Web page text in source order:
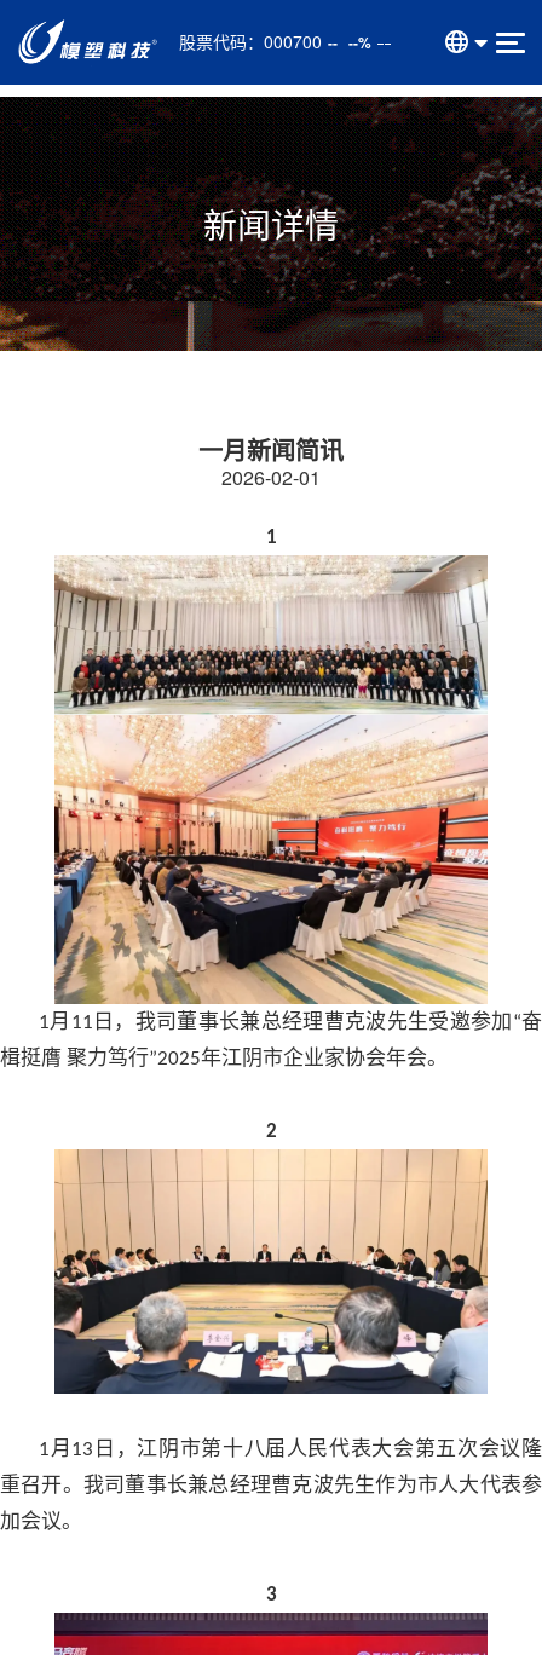
股票代码：000700 -- --%
新闻详情
一月新闻简讯
2026-02-01
1
1月 11 日，我司董事长兼总经理曹克波先生受邀参加 “奋
楫挺膺 聚力笃行”2025年江阴市企业家协会年会。
2
1月 13 日，江阴市第十八届人民代表大会第五次会议隆
重召开。我司董事长兼总经理曹克波先生作为市人大代表参
加会议。
3